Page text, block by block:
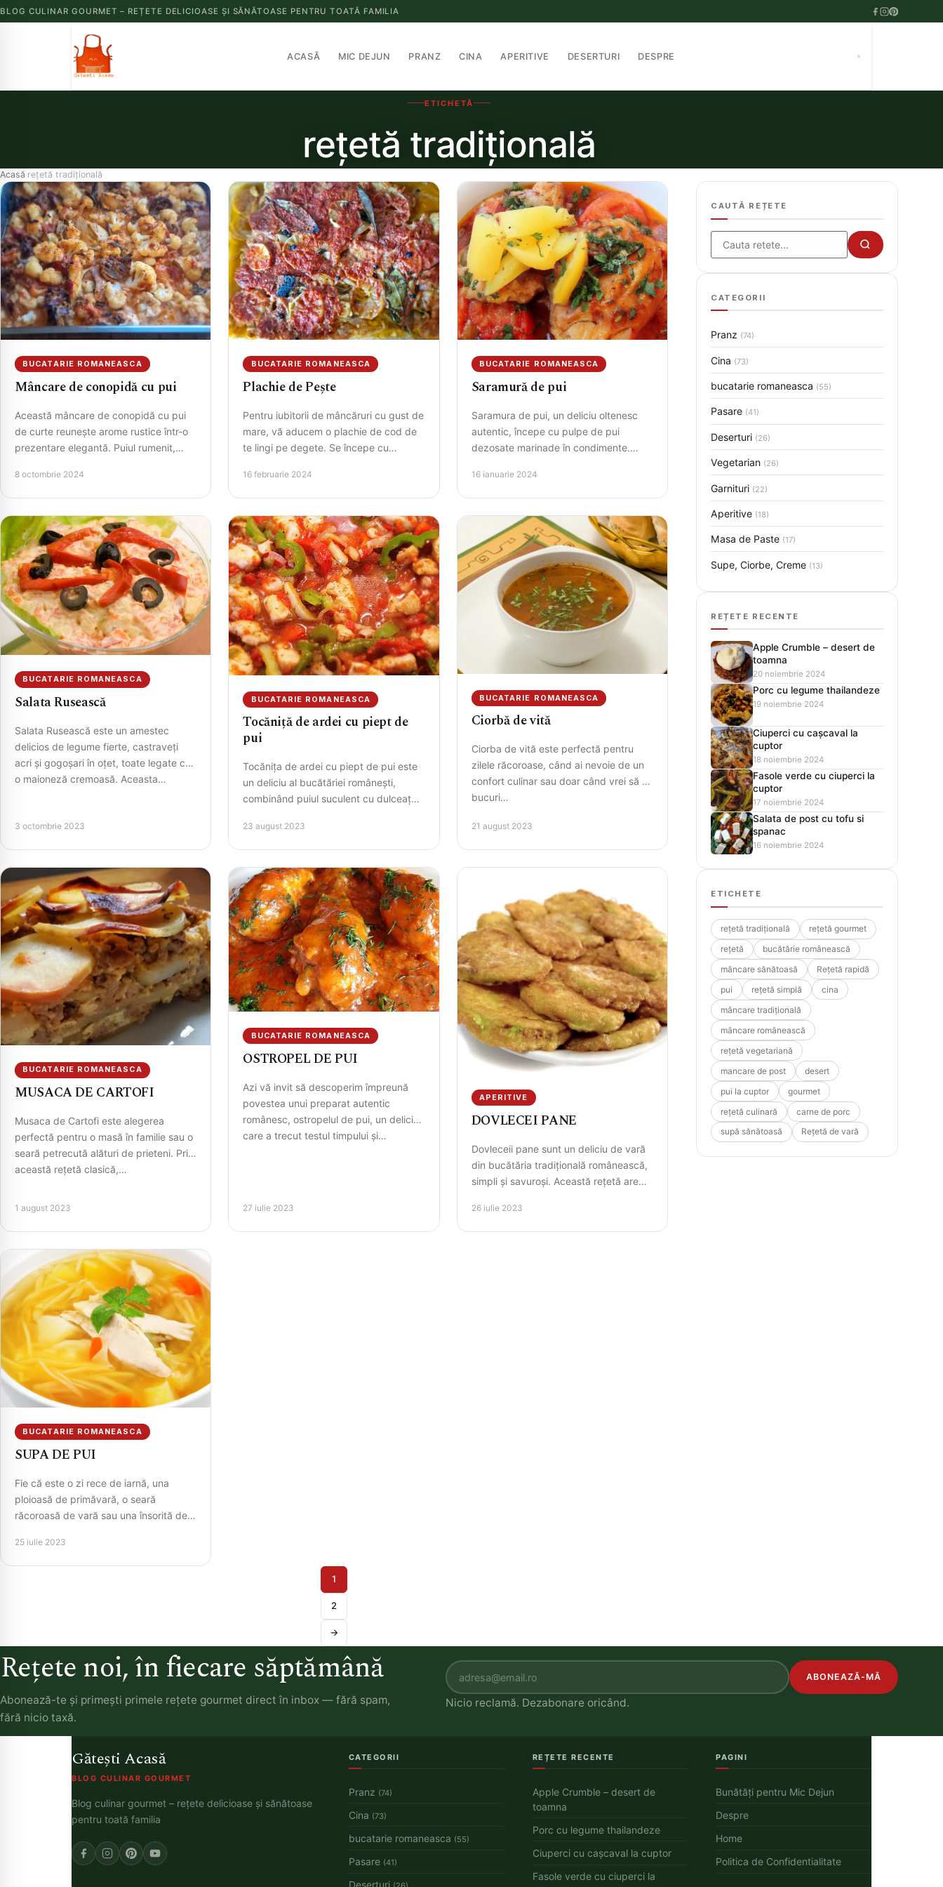
BLOG CULINAR GOURMET – REȚETE DELICIOASE ȘI SĂNĂTOASE PENTRU TOATĂ FAMILIA
ACASĂ MIC DEJUN PRANZ CINA APERITIVE DESERTURI DESPRE
CAUTA
ETICHETĂ
rețetă tradițională
Acasă›rețetă tradițională
BUCATARIE ROMANEASCA
Mâncare de conopidă cu pui
Această mâncare de conopidă cu pui
de curte reunește arome rustice într-o
prezentare elegantă. Puiul rumenit,
8 octombrie 2024
BUCATARIE ROMANEASCA
Plachie de Pește
Pentru iubitorii de mâncăruri cu gust de
mare, vă aducem o plachie de cod de
te lingi pe degete. Se începe cu…
16 februarie 2024
BUCATARIE ROMANEASCA
Saramură de pui
Saramura de pui, un deliciu oltenesc
autentic, începe cu pulpe de pui
dezosate marinade în condimente.
16 ianuarie 2024
BUCATARIE ROMANEASCA
Salata Rusească
Salata Rusească este un amestec
delicios de legume fierte, castraveți
acri și gogoșari în oțet, toate legate cu
o maioneză cremoasă. Aceasta…
3 octombrie 2023
BUCATARIE ROMANEASCA
Tocăniță de ardei cu piept de
pui
Tocănița de ardei cu piept de pui este
un deliciu al bucătăriei românești,
combinând puiul suculent cu dulceața
23 august 2023
BUCATARIE ROMANEASCA
Ciorbă de vită
Ciorba de vită este perfectă pentru
zilele răcoroase, când ai nevoie de un
confort culinar sau doar când vrei să te
bucuri…
21 august 2023
BUCATARIE ROMANEASCA
MUSACA DE CARTOFI
Musaca de Cartofi este alegerea
perfectă pentru o masă în familie sau o
seară petrecută alături de prieteni. Prin
această rețetă clasică,…
1 august 2023
BUCATARIE ROMANEASCA
OSTROPEL DE PUI
Azi vă invit să descoperim împreună
povestea unui preparat autentic
românesc, ostropelul de pui, un deliciu
care a trecut testul timpului și…
27 iulie 2023
APERITIVE
DOVLECEI PANE
Dovleceii pane sunt un deliciu de vară
din bucătăria tradițională românească,
simpli și savuroși. Această rețetă are
26 iulie 2023
BUCATARIE ROMANEASCA
SUPA DE PUI
Fie că este o zi rece de iarnă, una
ploioasă de primăvară, o seară
răcoroasă de vară sau una însorită de
25 iulie 2023
1
2
→
CAUTĂ REȚETE
Cauta
CATEGORII
Pranz (74)
Cina (73)
bucatarie romaneasca (55)
Pasare (41)
Deserturi (26)
Vegetarian (26)
Garnituri (22)
Aperitive (18)
Masa de Paste (17)
Supe, Ciorbe, Creme (13)
REȚETE RECENTE
Apple Crumble – desert de
toamna
20 noiembrie 2024
Porc cu legume thailandeze
19 noiembrie 2024
Ciuperci cu cașcaval la
cuptor
18 noiembrie 2024
Fasole verde cu ciuperci la
cuptor
17 noiembrie 2024
Salata de post cu tofu si
spanac
16 noiembrie 2024
ETICHETE
rețetă tradițională
rețetă gourmet
rețetă
bucătărie românească
mâncare sănătoasă
Rețetă rapidă
pui
rețetă simplă
cina
mâncare tradițională
mâncare românească
rețetă vegetariană
mancare de post
desert
pui la cuptor
gourmet
rețetă culinară
carne de porc
supă sănătoasă
Rețetă de vară
Rețete noi, în fiecare săptămână
Abonează-te și primești primele rețete gourmet direct în inbox — fără spam,
fără nicio taxă.
ABONEAZĂ-MĂ
Nicio reclamă. Dezabonare oricând.
Gătești Acasă
BLOG CULINAR GOURMET
Blog culinar gourmet – rețete delicioase și sănătoase
pentru toată familia
CATEGORII
Pranz (74)
Cina (73)
bucatarie romaneasca (55)
Pasare (41)
REȚETE RECENTE
Apple Crumble – desert de
toamna
Porc cu legume thailandeze
Ciuperci cu cașcaval la cuptor
Fasole verde cu ciuperci la
PAGINI
Bunătăți pentru Mic Dejun
Despre
Home
Politica de Confidentialitate